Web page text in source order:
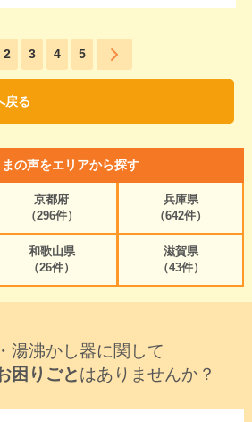
2 3 4 5
戻る
の声をエリアから探す
京都府
（296件）
兵庫県
（642件）
和歌山県
（26件）
滋賀県
（43件）
湯沸かし器に関して
困りごとはありませんか？